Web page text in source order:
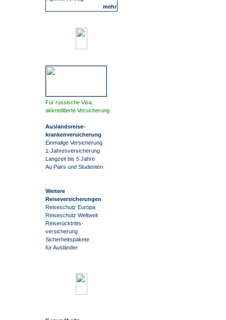
mehr
Für russische Visa
akkreditierte Versicherung
Auslandsreise-
krankenversicherung
Einmalige Versicherung
1-Jahresversicherung
Langzeit bis 5 Jahre
Au Pairs und Studenten
Weitere
Reiseversicherungen
Reiseschutz Europa
Reiseschutz Weltweit
Reiserücktritts-
versicherung
Sicherheitspakete
für Ausländer